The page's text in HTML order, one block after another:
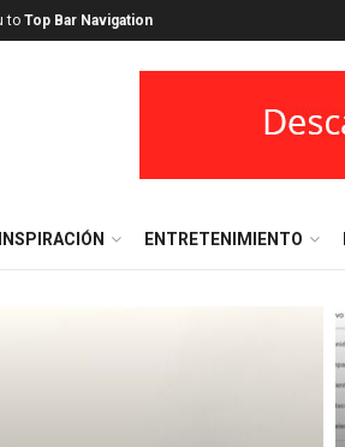
to Top Bar Navigation
INSPIRACIÓN ENTRETENIMIENTO